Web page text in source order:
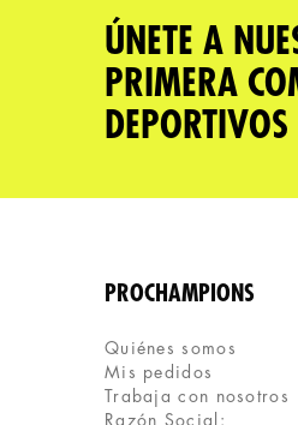
ÚNETE A
PRIMERA
DEPORTIVOS
PROCHAMPIONS
Quiénes somos
Mis pedidos
Trabaja con nosotros
Razón Social: